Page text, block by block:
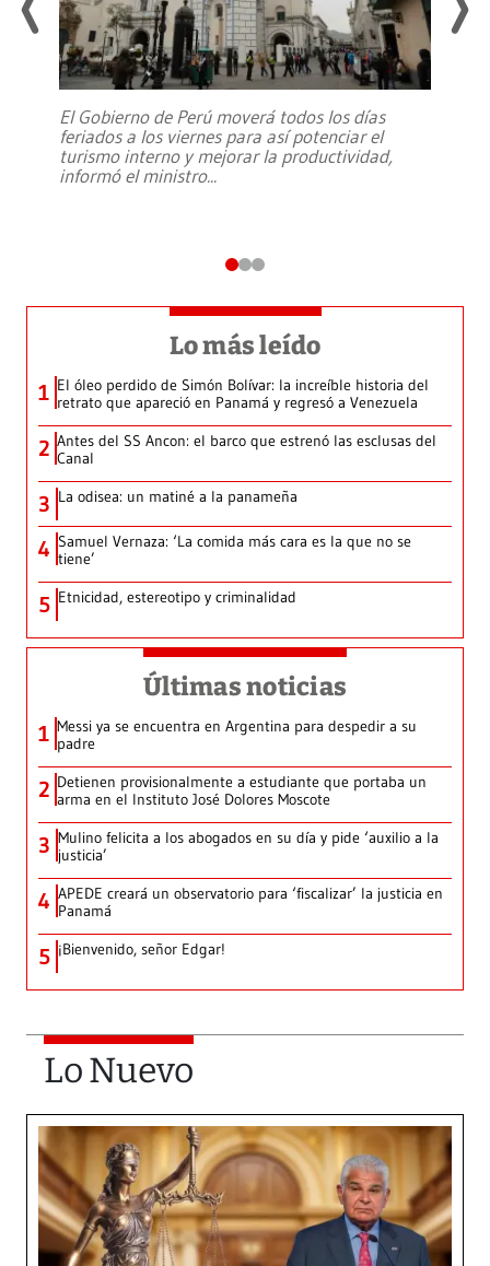
El Gobierno de Perú moverá todos los días
feriados a los viernes para así potenciar el
turismo interno y mejorar la productividad,
informó el ministro...
Lo más leído
1 El óleo perdido de Simón Bolívar: la increíble historia del
retrato que apareció en Panamá y regresó a Venezuela
2 Antes del SS Ancon: el barco que estrenó las esclusas del
Canal
3 La odisea: un matiné a la panameña
4 Samuel Vernaza: ‘La comida más cara es la que no se
tiene’
5 Etnicidad, estereotipo y criminalidad
Últimas noticias
1 Messi ya se encuentra en Argentina para despedir a su
padre
2 Detienen provisionalmente a estudiante que portaba un
arma en el Instituto José Dolores Moscote
3 Mulino felicita a los abogados en su día y pide ‘auxilio a la
justicia’
4 APEDE creará un observatorio para ‘fiscalizar’ la justicia en
Panamá
5 ¡Bienvenido, señor Edgar!
Lo Nuevo